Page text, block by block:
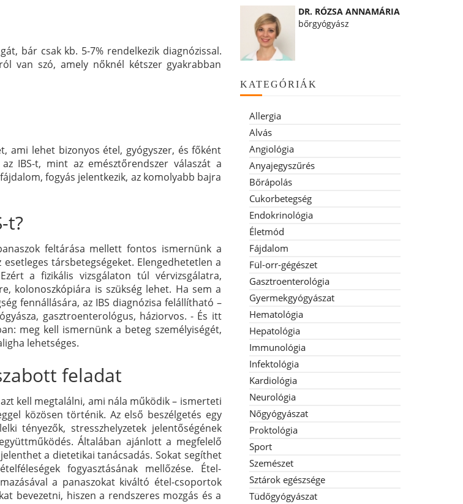
bár csak kb. 5-7% rendelkezik diagnózissal.
van szó, amely nőknél kétszer gyakrabban
ami lehet bizonyos étel, gyógyszer, és főként
IBS-t, mint az emésztőrendszer válaszát a
fogyás jelentkezik, az komolyabb bajra
t?
feltárása mellett fontos ismernünk a
társbetegségeket. Elengedhetetlen a
a fizikális vizsgálaton túl vérvizsgálatra,
kolonoszkópiára is szükség lehet. Ha sem a
fennállására, az IBS diagnózisa felállítható –
gasztroenterológus, háziorvos. - És itt
meg kell ismernünk a beteg személyiségét,
lehetséges.
feladat
kell megtalálni, ami nála működik – ismerteti
közösen történik. Az első beszélgetés egy
tényezők, stresszhelyzetek jelentőségének
Általában ajánlott a megfelelő
a dietetikai tanácsadás. Sokat segíthet
fogyasztásának mellőzése. Étel-
a panaszokat kiváltó étel-csoportok
bevezetni, hiszen a rendszeres mozgás és a
DR. RÓZSA ANNAMÁRIA
bőrgyógyász
KATEGÓRIÁK
Allergia
Alvás
Angiológia
Anyajegyszűrés
Bőrápolás
Cukorbetegség
Endokrinológia
Életmód
Fájdalom
Fül-orr-gégészet
Gasztroenterológia
Gyermekgyógyászat
Hematológia
Hepatológia
Immunológia
Infektológia
Kardiológia
Neurológia
Nőgyógyászat
Proktológia
Sport
Szemészet
Sztárok egészsége
Tüdőgyógyászat